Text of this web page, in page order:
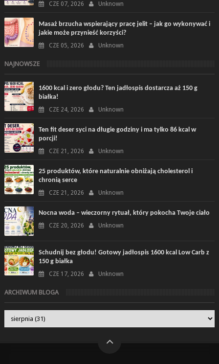
CZE 07, 2026 Unknown
Masaż brzucha wspierający pracę jelit – jak go wykonywać i
jakie może przynieść korzyści?
CZE 05, 2026 Unknown
NAJNOWSZE
1600 kcal i zero głodu? Ten jadłospis dostarcza aż 150 g
białka!
CZE 24, 2026 Unknown
Ten fit deser syci na długie godziny i ma tylko 86 kcal w
porcji!
CZE 21, 2026 Unknown
25 produktów, które naturalnie obniżają cholesterol i
chronią serce
CZE 21, 2026 Unknown
Nocna woda – wieczorny rytuał, który pokocha Twoje ciało
CZE 20, 2026 Unknown
Schudnij bez głodu! Gotowy jadłospis 1600 kcal Low Carb z
150 g białka
CZE 17, 2026 Unknown
ARCHIWUM BLOGA